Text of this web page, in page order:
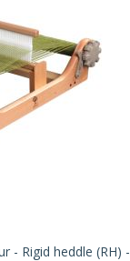
- Rigid heddle (RH) -